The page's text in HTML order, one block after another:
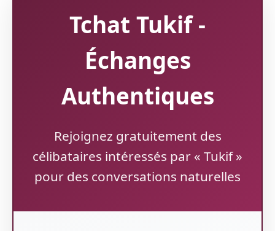
Tchat Tukif -
Échanges
Authentiques
Rejoignez gratuitement des
célibataires intéressés par « Tukif »
pour des conversations naturelles